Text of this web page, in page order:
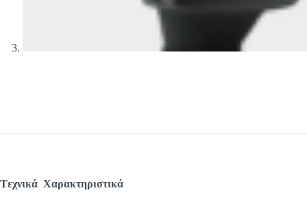
Tεχνικά Χαρακτηριστικά